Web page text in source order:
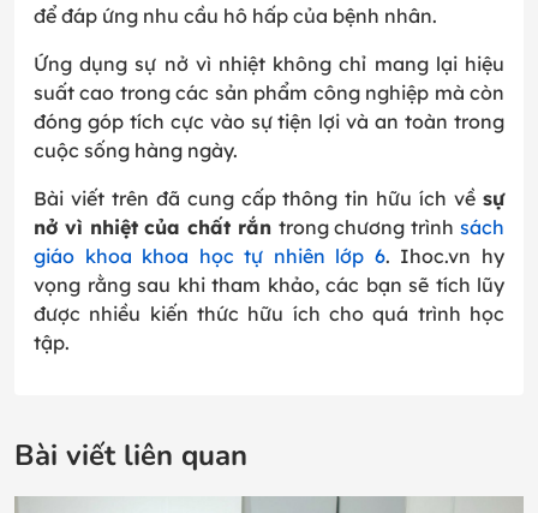
để đáp ứng nhu cầu hô hấp của bệnh nhân.
Ứng dụng sự nở vì nhiệt không chỉ mang lại hiệu
suất cao trong các sản phẩm công nghiệp mà còn
đóng góp tích cực vào sự tiện lợi và an toàn trong
cuộc sống hàng ngày.
Bài viết trên đã cung cấp thông tin hữu ích về sự
nở vì nhiệt của chất rắn trong chương trìnhsách
giáo khoa khoa học tự nhiên lớp 6. Ihoc.vn hy
vọng rằng sau khi tham khảo, các bạn sẽ tích lũy
được nhiều kiến thức hữu ích cho quá trình học
tập.
Bài viết liên quan